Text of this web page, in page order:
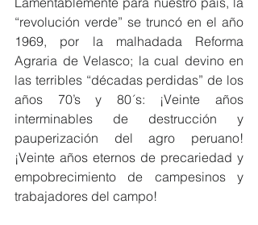
“revolución verde” se truncó en el año
1969, por la malhadada Reforma
Agraria de Velasco; la cual devino en
las terribles “décadas perdidas” de los
años 70’s y 80´s: ¡Veinte años
interminables de destrucción y
pauperización del agro peruano!
¡Veinte años eternos de precariedad y
empobrecimiento de campesinos y
trabajadores del campo!